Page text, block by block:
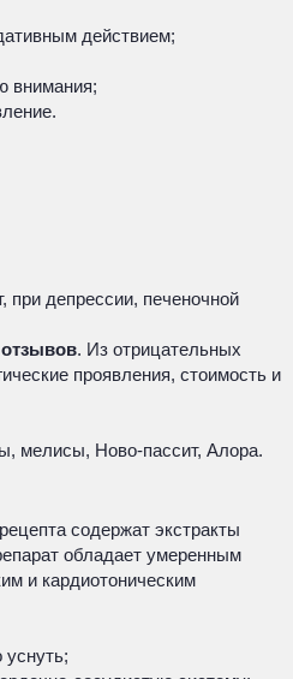
действием;
внимания;
при депрессии, печеночной
отзывов. Из отрицательных
проявления, стоимость и
мелисы, Ново-пассит, Алора.
содержат экстракты
обладает умеренным
и кардиотоническим
уснуть;